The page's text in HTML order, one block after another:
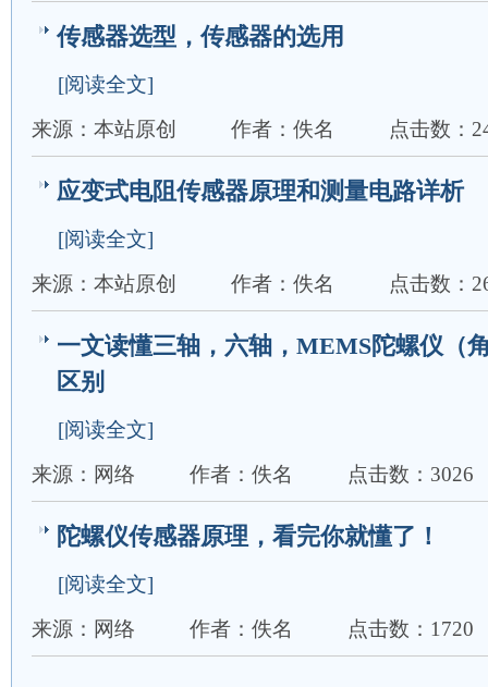
传感器选型，传感器的选用
[阅读全文]
来源：本站原创
作者：佚名 点击数：
应变式电阻传感器原理和测量电路详析
[阅读全文]
来源：本站原创
作者：佚名 点击数：
一文读懂三轴，六轴，MEMS陀螺仪（
区别
[阅读全文]
来源：网络
作者：佚名 点击数：3026
陀螺仪传感器原理，看完你就懂了！
[阅读全文]
来源：网络
作者：佚名 点击数：1720